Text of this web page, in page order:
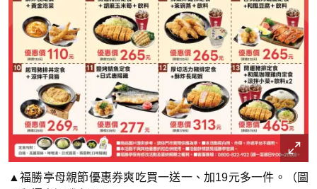
▲福勝亭母親節優惠券爽吃買一送一、加19元多一件。（圖